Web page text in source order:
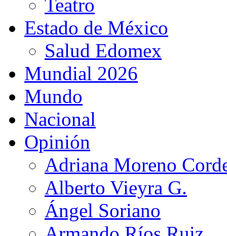
Teatro
Estado de México
Salud Edomex
Mundial 2026
Mundo
Nacional
Opinión
Adriana Moreno
Alberto Vieyra G.
Ángel Soriano